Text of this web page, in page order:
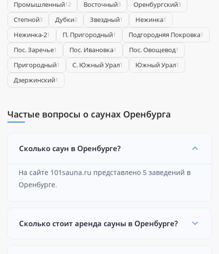
Промышленный12 Восточный3 Оренбургский3
Степной3 Дубки2 Звездный1 Нежинка1
Нежинка-21 П. Пригородный1 Подгородняя Покровка1
Пос. Заречье1 Пос. Ивановка1 Пос. Овощевод1
Пригородный1 С. Южный Урал1 Южный Урал1
​Дзержинский1
Частые вопросы о саунах Оренбурга
Сколько саун в Оренбурге?
На сайте 101sauna.ru представлено 5 заведений в
Оренбурге.
Сколько стоит аренда сауны в Оренбурге?